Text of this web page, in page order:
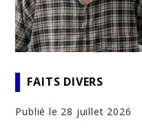
FAITS DIVERS
Publié le 28 juillet 2026